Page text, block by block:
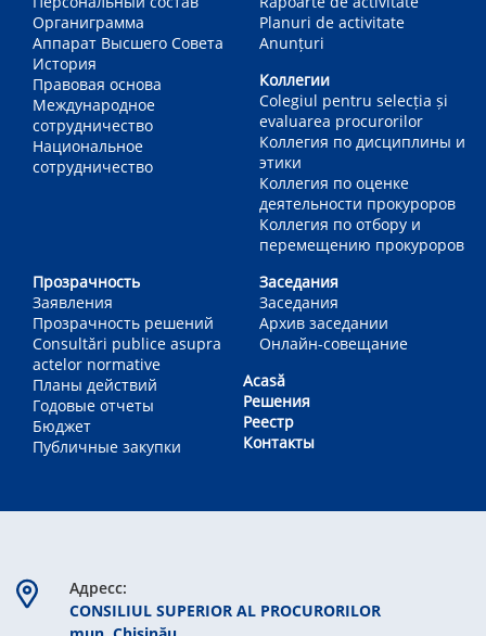
Органиграмма
Аппарат Высшего Совета
История
Правовая основа
Международное
сотрудничество
Национальное
сотрудничество
Planuri de activitate
Anunțuri
Коллегии
Colegiul pentru selecția și
evaluarea procurorilor
Коллегия по дисциплины и
этики
Коллегия по оценке
деятельности прокуроров
Коллегия по отбору и
перемещению прокуроров
Прозрачность
Заявления
Прозрачность решений
Consultări publice asupra
actelor normative
Планы действий
Годовые отчеты
Бюджет
Публичные закупки
Заседания
Заседания
Архив заседании
Онлайн-совещание
Acasă
Решения
Реестр
Контакты
Aдресс:
CONSILIUL SUPERIOR AL PROCURORILOR